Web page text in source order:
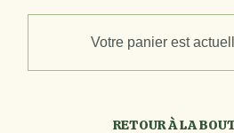
Votre panier est
RETOUR À LA